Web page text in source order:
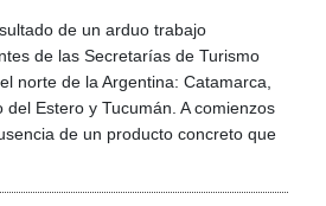
de un arduo trabajo
de las Secretarías de Turismo
norte de la Argentina: Catamarca,
del Estero y Tucumán. A comienzos
de un producto concreto que